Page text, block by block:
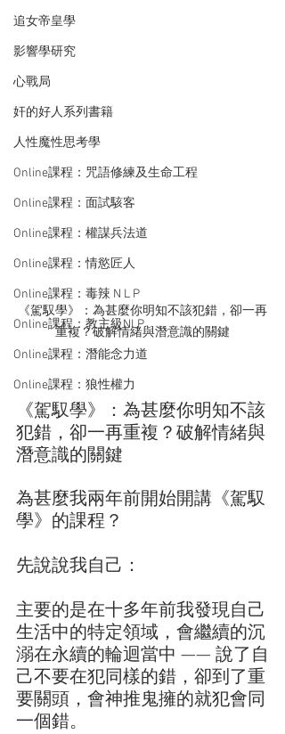
追女帝皇學
影響學研究
心戰局
奸的好人系列書籍
人性魔性思考學
Online課程：咒語修練及生命工程
Online課程：面試駭客
Online課程：權謀兵法道
Online課程：情慾匠人
Online課程：毒辣 N L P
Online課程：教主級NLP
Online課程：潛能念力道
Online課程：狼性權力
《駕馭學》：為甚麼你明知不該犯錯，卻一再
重複？破解情緒與潛意識的關鍵
《駕馭學》：為甚麼你明知不該
犯錯，卻一再重複？破解情緒與
潛意識的關鍵
為甚麼我兩年前開始開講《駕馭
學》的課程？
先說說我自己：
主要的是在十多年前我發現自己
生活中的特定領域，會繼續的沉
溺在永續的輪迴當中 —— 說了自
己不要在犯同樣的錯，卻到了重
要關頭，會神推鬼擁的就犯會同
一個錯。